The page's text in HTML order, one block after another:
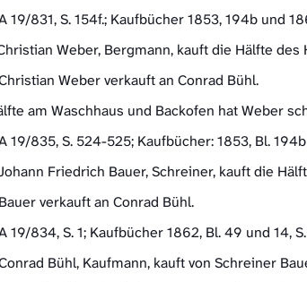
19/831, S. 154f.; Kaufbücher 1853, 194b und
Weber, Bergmann, kauft die Hälfte
Weber verkauft an Conrad Bühl.
am Waschhaus und Backofen hat Weber
19/835, S. 524-525; Kaufbücher: 1853, Bl.
Friedrich Bauer, Schreiner, kauft die
verkauft an Conrad Bühl.
19/834, S. 1; Kaufbücher 1862, Bl. 49 und 14,
Bühl, Kaufmann, kauft von Schreiner